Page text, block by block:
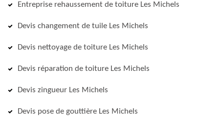
Entreprise rehaussement de toiture Les Michels
Devis changement de tuile Les Michels
Devis nettoyage de toiture Les Michels
Devis réparation de toiture Les Michels
Devis zingueur Les Michels
Devis pose de gouttière Les Michels